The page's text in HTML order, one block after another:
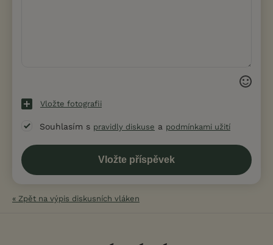
Vložte fotografii
Souhlasím s pravidly diskuse a podmínkami užití
« Zpět na výpis diskusních vláken